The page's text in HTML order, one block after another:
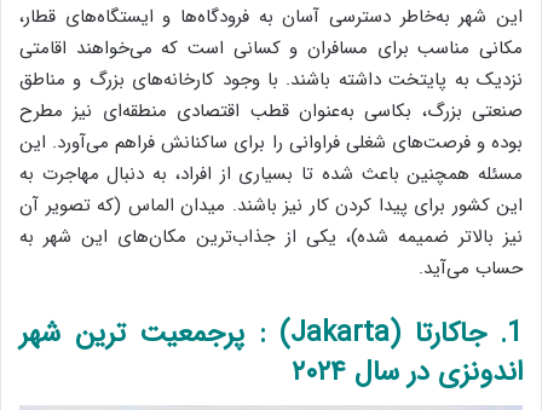
این شهر به‌خاطر دسترسی آسان به فرودگاه‌ها و ایستگاه‌های قطار،
مکانی مناسب برای مسافران و کسانی است که می‌خواهند اقامتی
نزدیک به پایتخت داشته باشند. با وجود کارخانه‌های بزرگ و مناطق
صنعتی بزرگ، بکاسی به‌عنوان قطب اقتصادی منطقه‌ای نیز مطرح
بوده و فرصت‌های شغلی فراوانی را برای ساکنانش فراهم می‌آورد. این
مسئله همچنین باعث شده تا بسیاری از افراد، به دنبال مهاجرت به
این کشور برای پیدا کردن کار نیز باشند. میدان الماس (که تصویر آن
نیز بالاتر ضمیمه شده)، یکی از جذاب‌ترین مکان‌های این شهر به
حساب می‌آید.
1. جاکارتا (Jakarta) : پرجمعیت ترین شهر
اندونزی در سال ۲۰۲۴